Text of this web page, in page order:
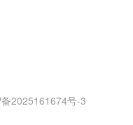
2025161674号-3